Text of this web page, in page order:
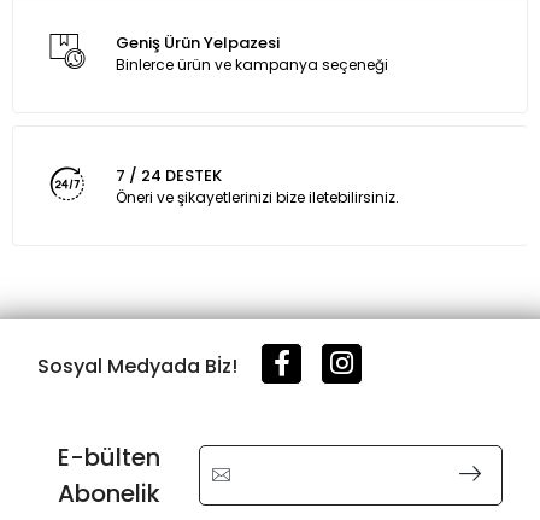
Geniş Ürün Yelpazesi
Binlerce ürün ve kampanya seçeneği
7 / 24 DESTEK
Öneri ve şikayetlerinizi bize iletebilirsiniz.
Sosyal Medyada Bİz!
E-bülten
Abonelik